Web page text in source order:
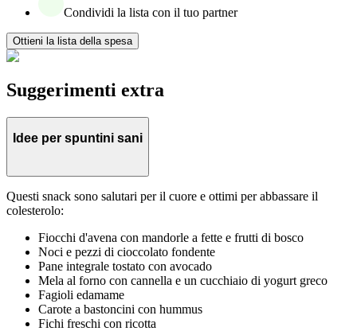
Condividi la lista con il tuo partner
Ottieni la lista della spesa
Suggerimenti extra
Idee per spuntini sani
Questi snack sono salutari per il cuore e ottimi per abbassare il
colesterolo:
Fiocchi d'avena con mandorle a fette e frutti di bosco
Noci e pezzi di cioccolato fondente
Pane integrale tostato con avocado
Mela al forno con cannella e un cucchiaio di yogurt greco
Fagioli edamame
Carote a bastoncini con hummus
Fichi freschi con ricotta